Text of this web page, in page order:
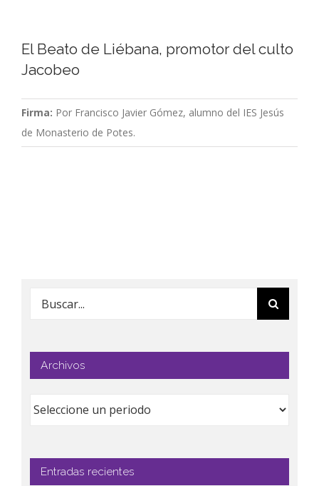
El Beato de Liébana, promotor del culto
Jacobeo
Firma: Por Francisco Javier Gómez, alumno del IES Jesús
de Monasterio de Potes.
Buscar:
Archivos
Entradas recientes